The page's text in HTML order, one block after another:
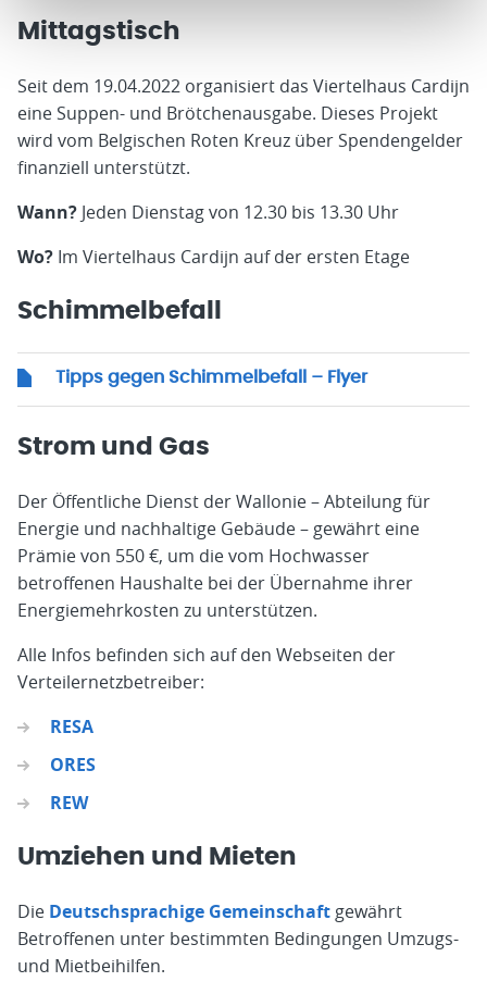
Mittagstisch
Seit dem 19.04.2022 organisiert das Viertelhaus Cardijn
eine Suppen- und Brötchenausgabe. Dieses Projekt
wird vom Belgischen Roten Kreuz über Spendengelder
finanziell unterstützt.
Wann? Jeden Dienstag von 12.30 bis 13.30 Uhr
Wo? Im Viertelhaus Cardijn auf der ersten Etage
Schimmelbefall
Tipps gegen Schimmelbefall – Flyer
Strom und Gas
Der Öffentliche Dienst der Wallonie – Abteilung für
Energie und nachhaltige Gebäude – gewährt eine
Prämie von 550 €, um die vom Hochwasser
betroffenen Haushalte bei der Übernahme ihrer
Energiemehrkosten zu unterstützen.
Alle Infos befinden sich auf den Webseiten der
Verteilernetzbetreiber:
RESA
ORES
REW
Umziehen und Mieten
Die Deutschsprachige Gemeinschaft gewährt
Betroffenen unter bestimmten Bedingungen Umzugs-
und Mietbeihilfen.